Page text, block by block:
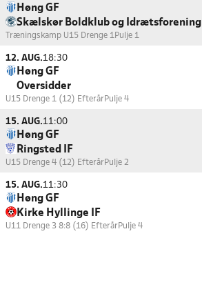
Høng GF
Skælskør Boldklub og Idrætsforening
Træningskamp U15 Drenge 1 Pulje 1
12. AUG.18:30
Høng GF
Oversidder
U15 Drenge 1 (12) EfterårPulje 4
15. AUG.11:00
Høng GF
Ringsted IF
U15 Drenge 4 (12) EfterårPulje 2
15. AUG.11:30
Høng GF
Kirke Hyllinge IF
U11 Drenge 3 8:8 (16) EfterårPulje 4